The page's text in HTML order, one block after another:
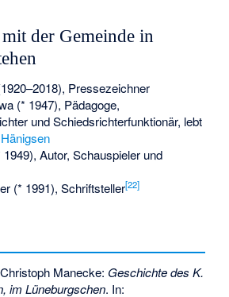
der Gemeinde in
Pressezeichner
(* 1947), Pädagoge,
und Schiedsrichterfunktionär, lebt
Hänigsen
Autor, Schauspieler und
(* 1991), Schriftsteller[22]
Manecke: Geschichte des K.
im Lüneburgschen. In: